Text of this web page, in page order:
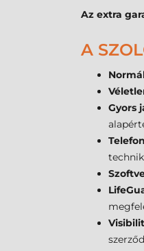
Az extra
A
Gyors